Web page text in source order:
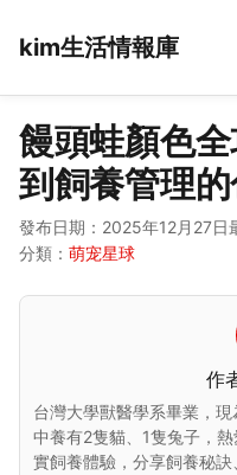
kim生活情報庫
饅頭蛙顏色
到飼養管理
發布日期：2025年12月27日
分類： 萌宠星球
作
台灣大學獸醫學系畢業，
中養有2隻貓、1隻兔子，
實飼養體驗，分享飼養秘